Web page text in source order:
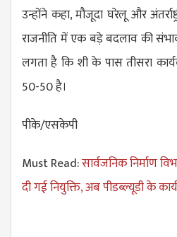
उन्होंने कहा, मौजूदा घरेलू और
राजनीति में एक बड़े बदलाव की
लगता है कि शी के पास तीसरा
50-50 है।
पीके/एसकेपी
Must Read:सार्वजनिक निर्माण
दी गई नियुक्ति, अब पीडब्ल्यूडी के